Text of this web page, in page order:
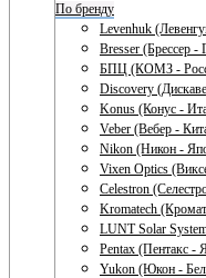
По бренду
Levenhuk
Bresser (Брессер -
БПЦ (КОМЗ -
Discovery
Konus (Конус -
Veber (Вебер -
Nikon (Никон -
Vixen Optics
Celestron
Kromatech
LUNT Solar
Pentax (Пентакс -
Yukon (Юкон -